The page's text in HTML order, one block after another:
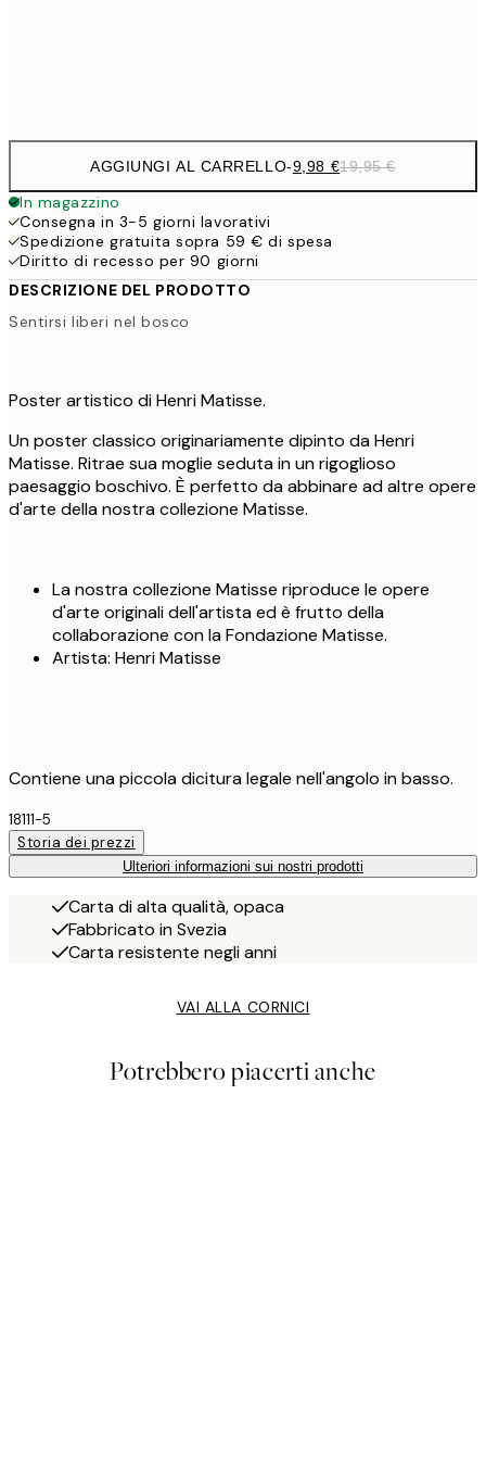
AGGIUNGI AL CARRELLO-9,98 €19,95 €
In magazzino
Consegna in 3-5 giorni lavorativi
Spedizione gratuita sopra 59 € di spesa
Diritto di recesso per 90 giorni
DESCRIZIONE DEL PRODOTTO
Sentirsi liberi nel bosco
Poster artistico di Henri Matisse.
Un poster classico originariamente dipinto da Henri
Matisse. Ritrae sua moglie seduta in un rigoglioso
paesaggio boschivo. È perfetto da abbinare ad altre opere
d'arte della nostra collezione Matisse.
La nostra collezione Matisse riproduce le opere
d'arte originali dell'artista ed è frutto della
collaborazione con la Fondazione Matisse.
Artista: Henri Matisse
Contiene una piccola dicitura legale nell'angolo in basso.
18111-5
Storia dei prezzi
Ulteriori informazioni sui nostri prodotti
Carta di alta qualità, opaca
Fabbricato in Svezia
Carta resistente negli anni
VAI ALLA CORNICI
Potrebbero piacerti anche